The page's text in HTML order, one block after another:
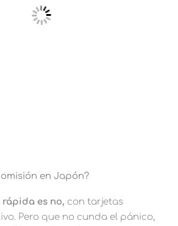
en Japón?
es no, con tarjetas
Pero que no cunda el pánico,